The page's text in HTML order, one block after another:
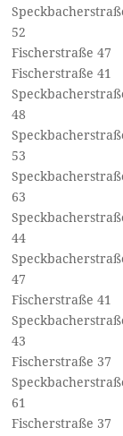
52
Fischerstraße 47
Fischerstraße 41
48
53
63
44
47
Fischerstraße 41
43
Fischerstraße 37
61
Fischerstraße 37